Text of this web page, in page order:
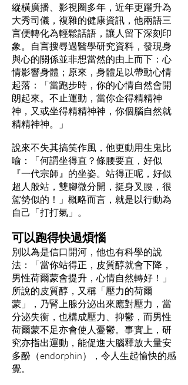
縱橫廣播、影視圈多年，近年更躍升為
大秀司儀，複雜的健康資訊，他兩語三
言便轉化為輕鬆話語，讓人留下深刻印
象。自言搜尋過醫學研究資料，發現身
與心的關係並非想當然的由上而下：心
情影響身體；原來，身體足以帶動心情
起落：「當跑步時，你的心情自然會開
朗起來。不止運動，當你企得精精神
神，又或坐得精精神神，你個腦自然就
精精神神。」
說來不失其搞笑作風，他更動用生鬼比
喻：「何謂坐得直？條腰要直，好似
『一代宗師』的坐姿。站得正呢，好似
超人般站，雙腳微分開，挺身叉腰，很
駕勢似的！」概略而言，就是以行動為
自己「打打氣」。
可以跑得快過煩惱
別以為是信口開河，他也有科學的說
法：「當你站得正，皮質醇就會下降，
男性荷爾蒙會提升，心情自然轉好！」
所說的皮質醇，又稱「壓力的荷爾
蒙」，乃腎上腺分泌出來應對壓力，當
分泌失衡，也構成壓力、抑鬱，而男性
荷爾蒙不足亦會使人憂鬱。事實上，研
究亦指出運動，能促進大腦釋放大量安
多酚（endorphin），令人生起愉快的感
覺。